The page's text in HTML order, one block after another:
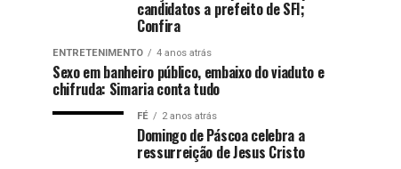
candidatos a prefeito de SFI;
Confira
ENTRETENIMENTO 4 anos atrás
Sexo em banheiro público, embaixo do viaduto e
chifruda: Simaria conta tudo
FÉ 2 anos atrás
Domingo de Páscoa celebra a
ressurreição de Jesus Cristo